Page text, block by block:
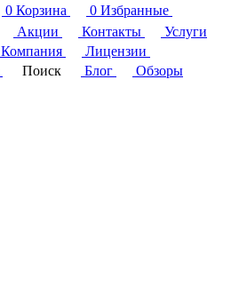
0 Корзина 0 Избранные
Акции Контакты
Услуги
Компания
Лицензии
Поиск Блог Обзоры